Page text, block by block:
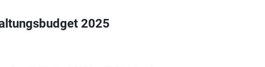
2025